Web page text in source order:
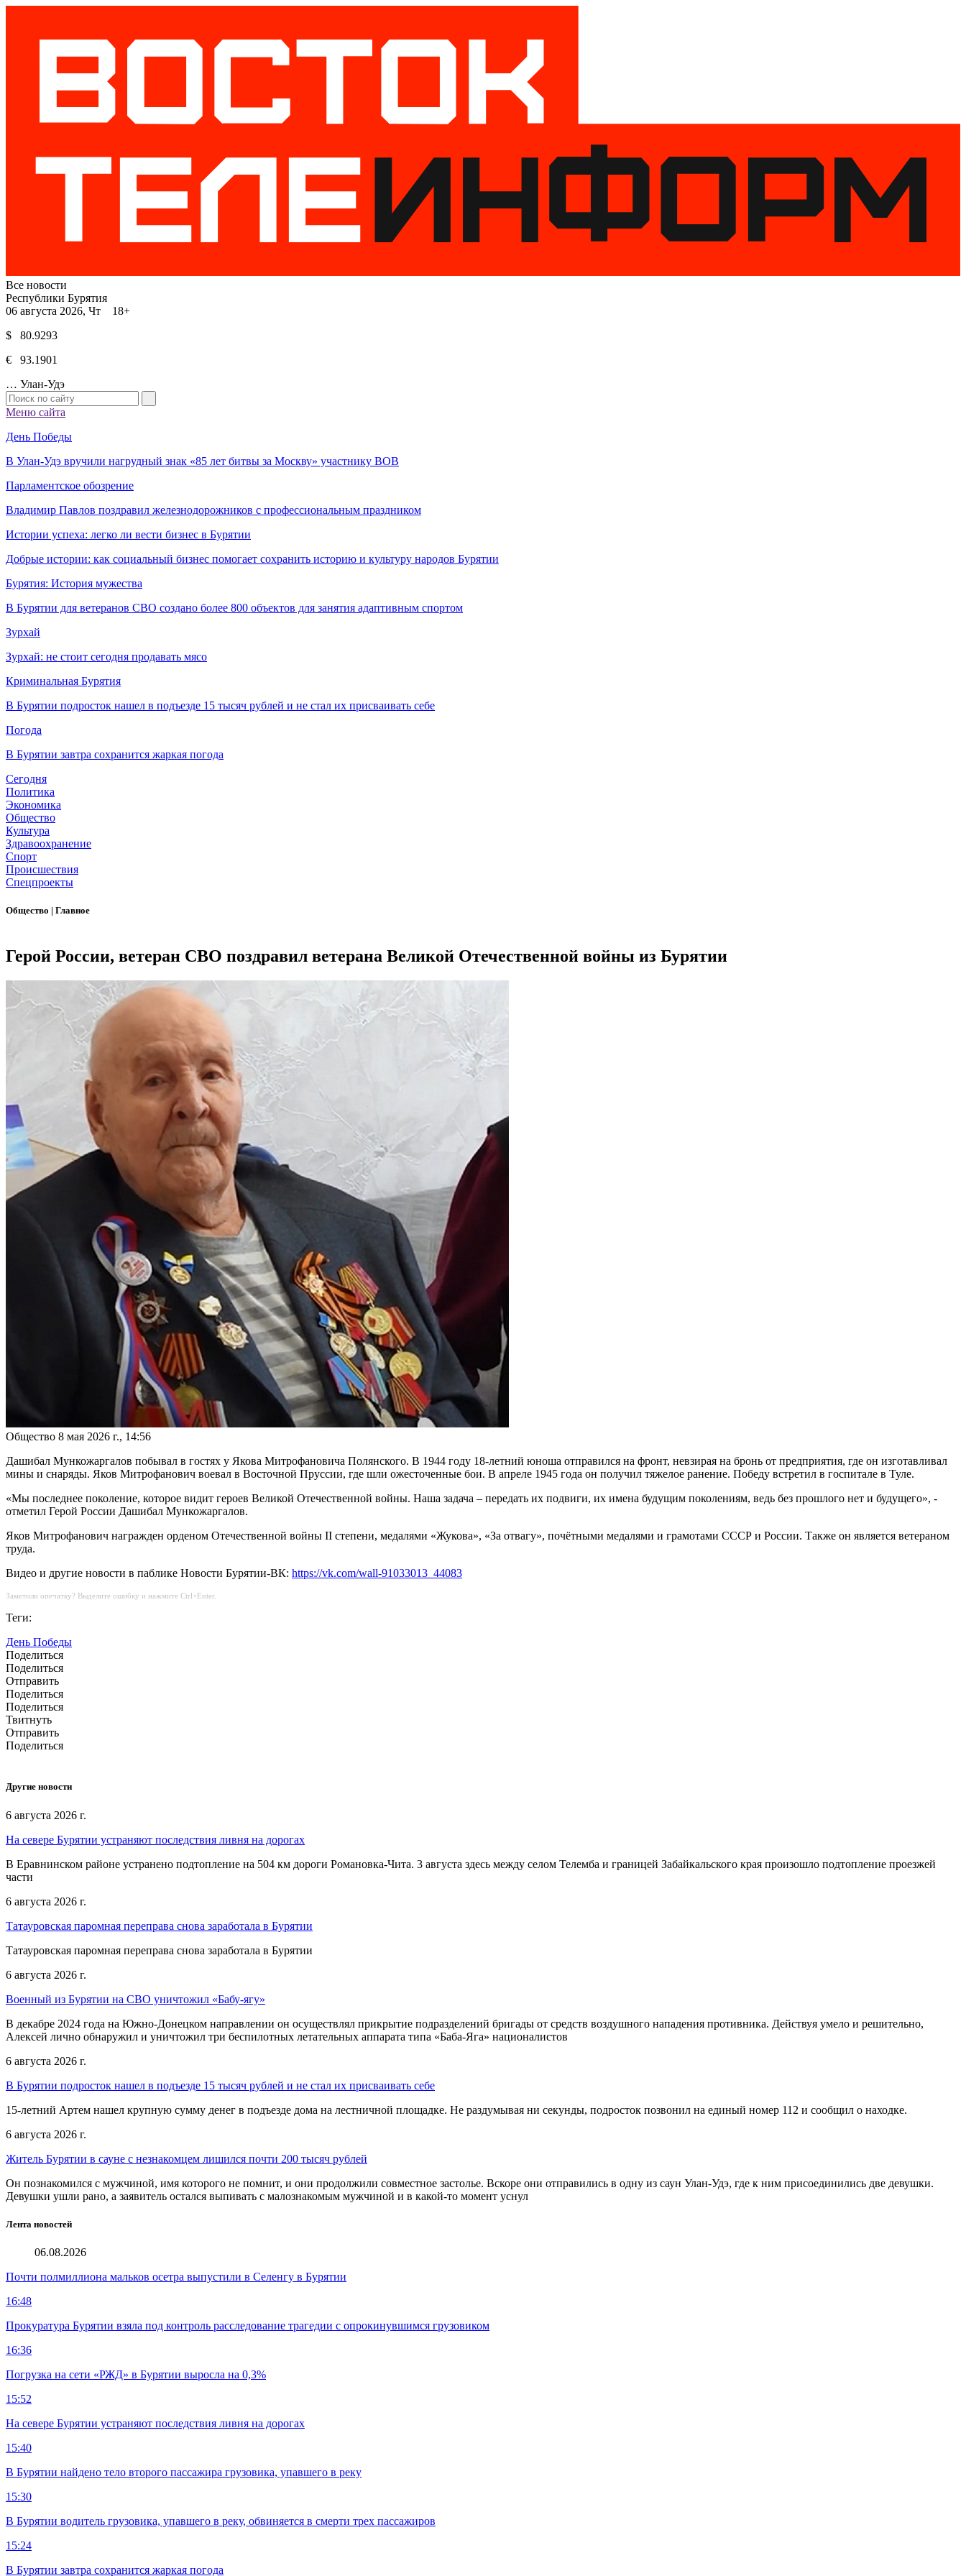
Все новости
Республики Бурятия
06 августа 2026, Чт 18+
$ 80.9293
€ 93.1901
… Улан-Удэ
Меню сайта
День Победы
В Улан-Удэ вручили нагрудный знак «85 лет битвы за Москву» участнику ВОВ
Парламентское обозрение
Владимир Павлов поздравил железнодорожников с профессиональным праздником
Истории успеха: легко ли вести бизнес в Бурятии
Добрые истории: как социальный бизнес помогает сохранить историю и культуру народов Бурятии
Бурятия: История мужества
В Бурятии для ветеранов СВО создано более 800 объектов для занятия адаптивным спортом
Зурхай
Зурхай: не стоит сегодня продавать мясо
Криминальная Бурятия
В Бурятии подросток нашел в подъезде 15 тысяч рублей и не стал их присваивать себе
Погода
В Бурятии завтра сохранится жаркая погода
Сегодня
Политика
Экономика
Общество
Культура
Здравоохранение
Спорт
Происшествия
Спецпроекты
Общество | Главное
Герой России, ветеран СВО поздравил ветерана Великой Отечественной войны из Бурятии
Общество 8 мая 2026 г., 14:56
Дашибал Мункожаргалов побывал в гостях у Якова Митрофановича Полянского. В 1944 году 18-летний юноша отправился на фронт, невзирая на бронь от предприятия, где он изготавливал
мины и снаряды. Яков Митрофанович воевал в Восточной Пруссии, где шли ожесточенные бои. В апреле 1945 года он получил тяжелое ранение. Победу встретил в госпитале в Туле.
«Мы последнее поколение, которое видит героев Великой Отечественной войны. Наша задача – передать их подвиги, их имена будущим поколениям, ведь без прошлого нет и будущего», -
отметил Герой России Дашибал Мункожаргалов.
Яков Митрофанович награжден орденом Отечественной войны II степени, медалями «Жукова», «За отвагу», почётными медалями и грамотами СССР и России. Также он является ветераном
труда.
Видео и другие новости в паблике Новости Бурятии-ВК: https://vk.com/wall-91033013_44083
Заметили опечатку? Выделите ошибку и нажмите Ctrl+Enter.
Теги:
День Победы
Поделиться
Поделиться
Отправить
Поделиться
Поделиться
Твитнуть
Отправить
Поделиться
Другие новости
6 августа 2026 г.
На севере Бурятии устраняют последствия ливня на дорогах
В Еравнинском районе устранено подтопление на 504 км дороги Романовка-Чита. 3 августа здесь между селом Телемба и границей Забайкальского края произошло подтопление проезжей
части
6 августа 2026 г.
Татауровская паромная переправа снова заработала в Бурятии
Татауровская паромная переправа снова заработала в Бурятии
6 августа 2026 г.
Военный из Бурятии на СВО уничтожил «Бабу-ягу»
В декабре 2024 года на Южно-Донецком направлении он осуществлял прикрытие подразделений бригады от средств воздушного нападения противника. Действуя умело и решительно,
Алексей лично обнаружил и уничтожил три беспилотных летательных аппарата типа «Баба-Яга» националистов
6 августа 2026 г.
В Бурятии подросток нашел в подъезде 15 тысяч рублей и не стал их присваивать себе
15-летний Артем нашел крупную сумму денег в подъезде дома на лестничной площадке. Не раздумывая ни секунды, подросток позвонил на единый номер 112 и сообщил о находке.
6 августа 2026 г.
Житель Бурятии в сауне с незнакомцем лишился почти 200 тысяч рублей
Он познакомился с мужчиной, имя которого не помнит, и они продолжили совместное застолье. Вскоре они отправились в одну из саун Улан-Удэ, где к ним присоединились две девушки.
Девушки ушли рано, а заявитель остался выпивать с малознакомым мужчиной и в какой-то момент уснул
Лента новостей
06.08.2026
Почти полмиллиона мальков осетра выпустили в Селенгу в Бурятии
16:48
Прокуратура Бурятии взяла под контроль расследование трагедии с опрокинувшимся грузовиком
16:36
Погрузка на сети «РЖД» в Бурятии выросла на 0,3%
15:52
На севере Бурятии устраняют последствия ливня на дорогах
15:40
В Бурятии найдено тело второго пассажира грузовика, упавшего в реку
15:30
В Бурятии водитель грузовика, упавшего в реку, обвиняется в смерти трех пассажиров
15:24
В Бурятии завтра сохранится жаркая погода